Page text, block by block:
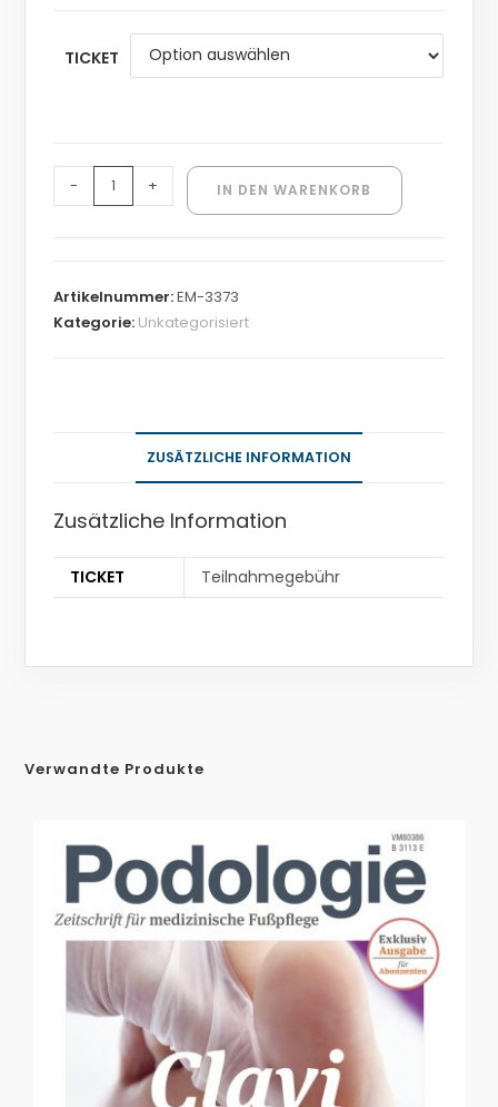
TICKET
- + IN DEN WARENKORB
Artikelnummer:EM-3373
Kategorie: Unkategorisiert
ZUSÄTZLICHE INFORMATION
Zusätzliche Information
TICKET Teilnahmegebühr
Verwandte Produkte